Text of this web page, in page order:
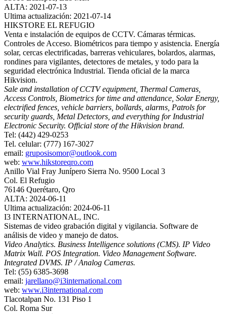
ALTA: 2021-07-13
Ultima actualización: 2021-07-14
HIKSTORE EL REFUGIO
Venta e instalación de equipos de CCTV. Cámaras térmicas.
Controles de Acceso. Biométricos para tiempo y asistencia. Energía
solar, cercas electrificadas, barreras vehiculares, bolardos, alarmas,
rondines para vigilantes, detectores de metales, y todo para la
seguridad electrónica Industrial. Tienda oficial de la marca
Hikvision.
Sale and installation of CCTV equipment, Thermal Cameras,
Access Controls, Biometrics for time and attendance, Solar Energy,
electrified fences, vehicle barriers, bollards, alarms, Patrols for
security guards, Metal Detectors, and everything for Industrial
Electronic Security. Official store of the Hikvision brand.
Tel: (442) 429-0253
Tel. celular: (777) 167-3027
email: gruposisomor@outlook.com
web: www.hikstoreqro.com
Anillo Vial Fray Junípero Sierra No. 9500 Local 3
Col. El Refugio
76146 Querétaro, Qro
ALTA: 2024-06-11
Ultima actualización: 2024-06-11
I3 INTERNATIONAL, INC.
Sistemas de video grabación digital y vigilancia. Software de
análisis de video y manejo de datos.
Video Analytics. Business Intelligence solutions (CMS). IP Video
Matrix Wall. POS Integration. Video Management Software.
Integrated DVMS. IP / Analog Cameras.
Tel: (55) 6385-3698
email: jarellano@i3international.com
web: www.i3international.com
Tlacotalpan No. 131 Piso 1
Col. Roma Sur